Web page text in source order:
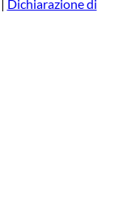
Dichiarazione di